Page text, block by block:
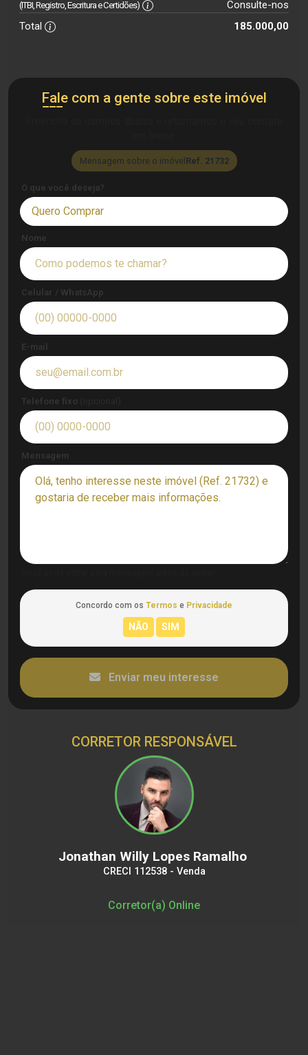
(ITBI, Registro, Escritura e Certidões)
Consulte-nos
Total
185.000,00
Fale com a gente sobre este imóvel
Mensagem sobre o imóvelRef. 21732
O que você deseja?
Quero Comprar
Nome
Celular / WhatsApp
E-mail
Telefone fixo
Mensagem
Concordo com os Termos e Privacidade
Enviar meu interesse
CORRETOR RESPONSÁVEL
Jonathan Willy Lopes Ramalho
CRECI 112538 - Venda
Corretor(a) Online